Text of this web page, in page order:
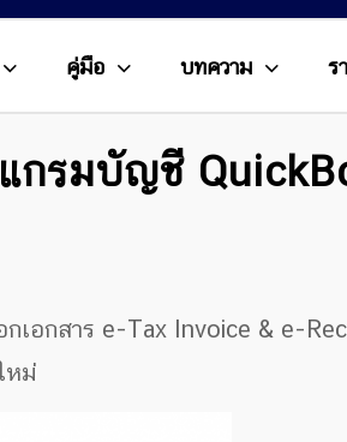
คู่มือ บทความ ร
กรมบัญชี
อกสาร e-Tax Invoice & e-
หม่